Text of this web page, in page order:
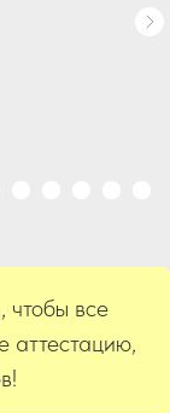
чтобы все
аттестацию,